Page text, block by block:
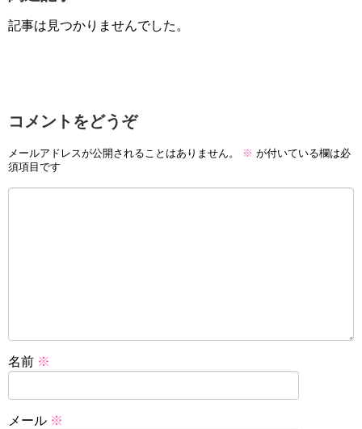
記事は見つかりませんでした。
コメントをどうぞ
メールアドレスが公開されることはありません。 ※ が付いている欄は必
須項目です
名前 ※
メール ※